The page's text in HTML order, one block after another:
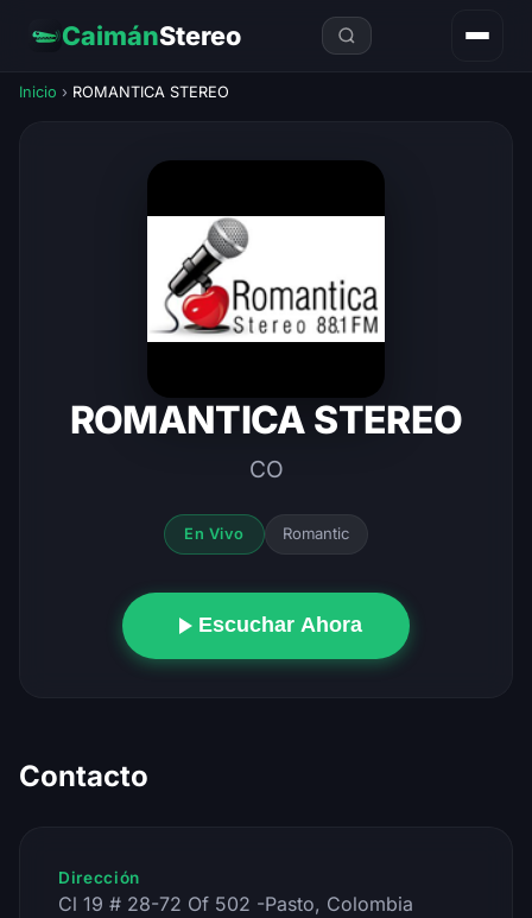
CaimánStereo
Inicio › ROMANTICA STEREO
ROMANTICA STEREO
CO
En Vivo Romantic
Escuchar Ahora
Contacto
Dirección
Cl 19 # 28-72 Of 502 -Pasto, Colombia